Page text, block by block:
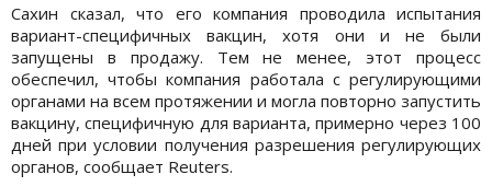
Сахин сказал, что его компания проводила испытания
вариант-специфичных вакцин, хотя они и не были
запущены в продажу. Тем не менее, этот процесс
обеспечил, чтобы компания работала с регулирующими
органами на всем протяжении и могла повторно запустить
вакцину, специфичную для варианта, примерно через 100
дней при условии получения разрешения регулирующих
органов, сообщает Reuters.